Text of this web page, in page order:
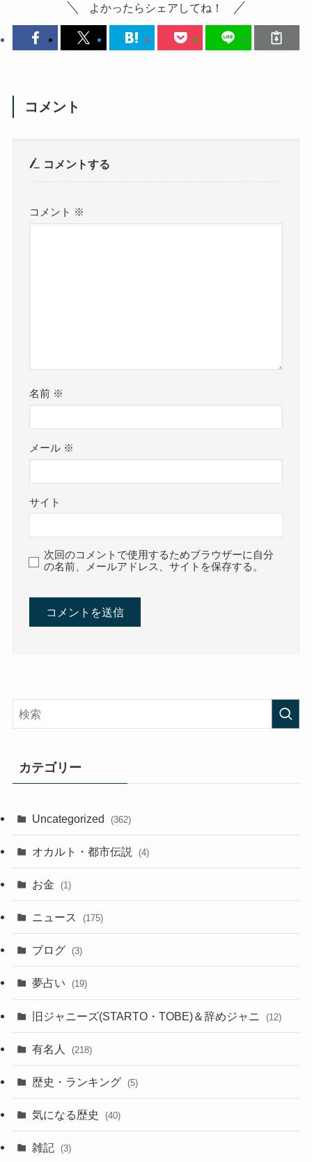
よかったらシェアしてね！
コメント
コメントする
コメント ※
名前 ※
メール ※
サイト
次回のコメントで使用するためブラウザーに自分
の名前、メールアドレス、サイトを保存する。
カテゴリー
Uncategorized (362)
オカルト・都市伝説 (4)
お金 (1)
ニュース (175)
ブログ (3)
夢占い (19)
旧ジャニーズ(STARTO・TOBE)＆辞めジャニ (12)
有名人 (218)
歴史・ランキング (5)
気になる歴史 (40)
雑記 (3)